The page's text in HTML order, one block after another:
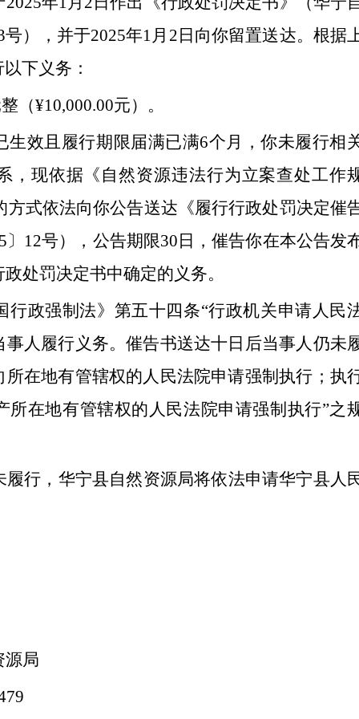
号），并于2025年1月 2 日向你留置送达。根据
下义务：
（¥10,000.00元）。
生效且履行期限届满已满6个月，你未履行相
，现依据 《自然资源违法行为立案查处工作
方式依法向你公告送达《履行行政处罚决定催
〕 12号），公告期限30 日，催告你在本公告发
处罚决定书中确定的义务。
行政强制法》第五十四条“行政机关申请人民
人履行义务。催告书送达十日后当事人仍未
在地有管辖权的人民法院申请强制执行；执
所在地有管辖权的人民法院申请强制执行”之
行，华宁县自然资源局将依法申请华宁县人
源局